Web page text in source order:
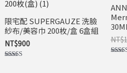
限宅配 SUPERGAUZE 洗臉
紗布/美容巾 200枚/盒 6盒組
NT$900 NT$